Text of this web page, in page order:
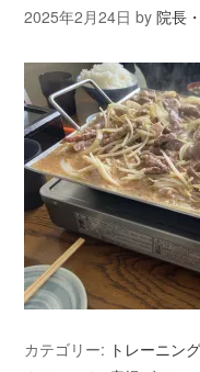
2025年2月24日 by院長
カテゴリー: トレーニン